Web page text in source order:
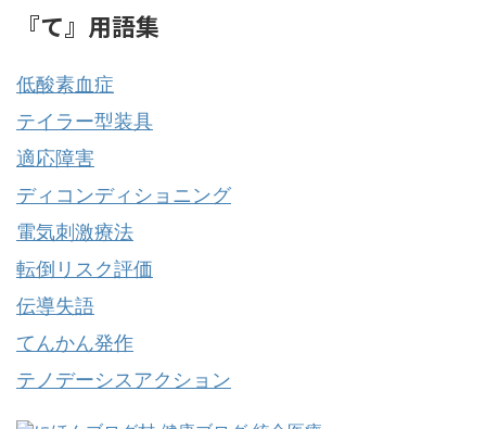
『て』用語集
低酸素血症
テイラー型装具
適応障害
ディコンディショニング
電気刺激療法
転倒リスク評価
伝導失語
てんかん発作
テノデーシスアクション